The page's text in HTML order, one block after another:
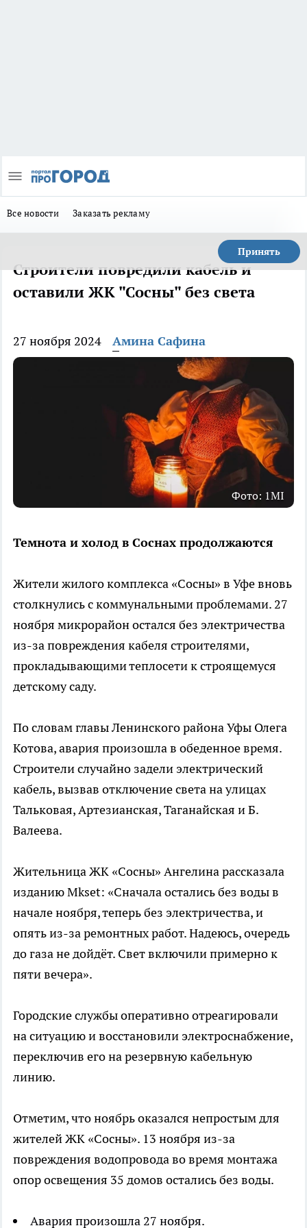
Все новости Заказать рекламу
Принять
Строители повредили кабель и
оставили ЖК "Сосны" без света
27 ноября 2024 Амина Сафина
Фото: 1MI
Темнота и холод в Соснах продолжаются
Жители жилого комплекса «Сосны» в Уфе вновь
столкнулись с коммунальными проблемами. 27
ноября микрорайон остался без электричества
из-за повреждения кабеля строителями,
прокладывающими теплосети к строящемуся
детскому саду.
По словам главы Ленинского района Уфы Олега
Котова, авария произошла в обеденное время.
Строители случайно задели электрический
кабель, вызвав отключение света на улицах
Тальковая, Артезианская, Таганайская и Б.
Валеева.
Жительница ЖК «Сосны» Ангелина рассказала
изданию Mkset: «Сначала остались без воды в
начале ноября, теперь без электричества, и
опять из-за ремонтных работ. Надеюсь, очередь
до газа не дойдёт. Свет включили примерно к
пяти вечера».
Городские службы оперативно отреагировали
на ситуацию и восстановили электроснабжение,
переключив его на резервную кабельную
линию.
Отметим, что ноябрь оказался непростым для
жителей ЖК «Сосны». 13 ноября из-за
повреждения водопровода во время монтажа
опор освещения 35 домов остались без воды.
Авария произошла 27 ноября.